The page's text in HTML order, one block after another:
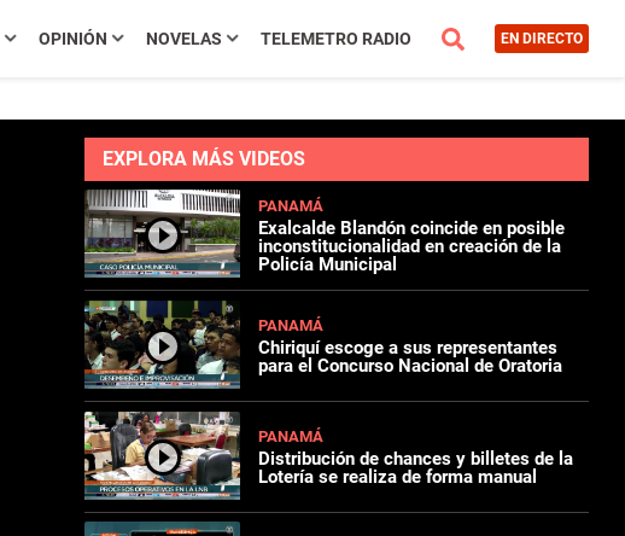
OPINIÓN NOVELAS TELEMETRO RADIO EN DIRECTO
EXPLORA MÁS VIDEOS
PANAMÁ
Exalcalde Blandón coincide en posible
inconstitucionalidad en creación de la
Policía Municipal
PANAMÁ
Chiriquí escoge a sus representantes
para el Concurso Nacional de Oratoria
PANAMÁ
Distribución de chances y billetes de la
Lotería se realiza de forma manual